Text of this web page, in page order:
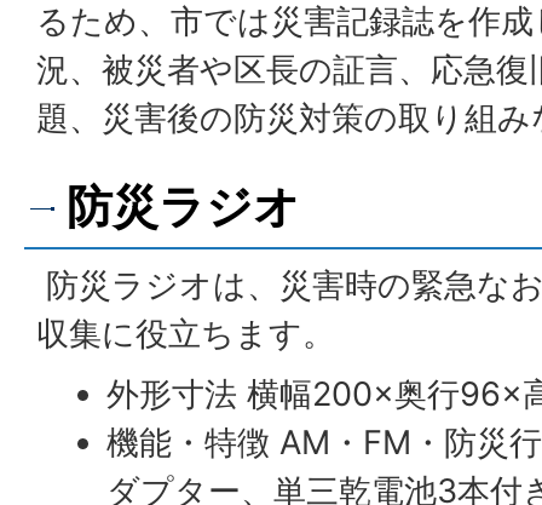
るため、市では災害記録誌を作
況、被災者や区長の証言、応急
題、災害後の防災対策の取り組
防災ラジオ
防災ラジオは、災害時の緊急な
収集に役立ちます。
外形寸法 横幅200×奥行96×
機能・特徴 AM・FM・防災
ダプター、単三乾電池3本付